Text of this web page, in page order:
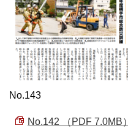
No.143
No.142 （PDF 7.0MB）